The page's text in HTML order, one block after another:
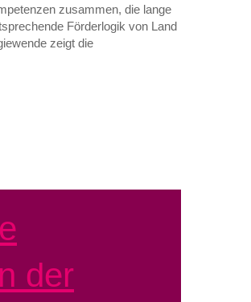
zusammen, die lange
Förderlogik von Land
zeigt die
der